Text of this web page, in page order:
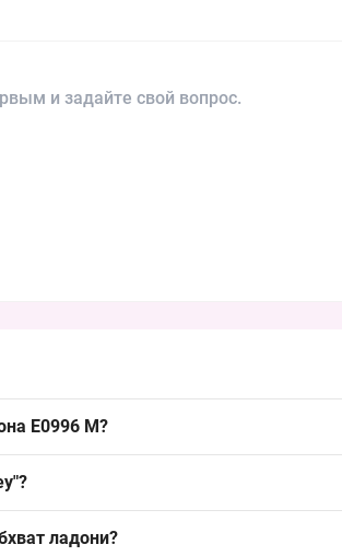
и задайте свой вопрос.
E0996 M?
спрос в сезон.
ладони?